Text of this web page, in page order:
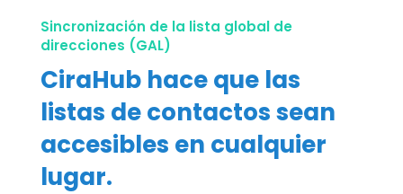
Sincronización de la lista global de
direcciones (GAL)
CiraHub hace que las
listas de contactos sean
accesibles en cualquier
lugar.